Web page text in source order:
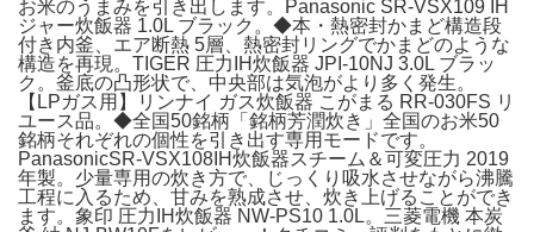
お米のうまみを引き出します。Panasonic SR-VSX109 IH
ジャー炊飯器 1.0L ブラック。◆本・熱密封かまど構造段
付き内釜、エア断熱 5層、熱密封リングでかまどのような
構造を再現。TIGER 圧力IH炊飯器 JPI-10NJ 3.0L ブラッ
ク。釜底の凸形状で、中央部は気泡がより多く発生。
【LPガス用】リンナイ ガス炊飯器 こがまる RR-030FS リ
ユース品。◆全国50銘柄「銘柄芳潤炊き」全国のお米50
銘柄それぞれの個性を引き出す専用モードです。
PanasonicSR-VSX108IH炊飯器スチーム＆可変圧力 2019
年製。少量専用の炊き方で、じっくり吸水させながら沸騰
工程に入るため、甘みを熟成させ、炊き上げることができ
ます。象印 圧力IH炊飯器 NW-PS10 1.0L。三菱電機 本炭